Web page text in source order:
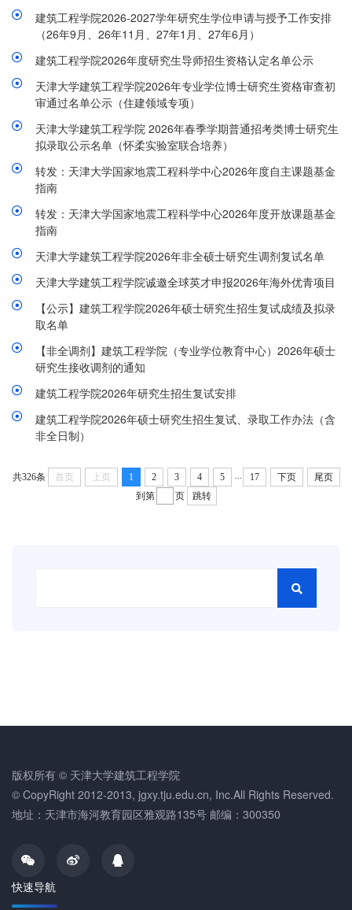
建筑工程学院2026-2027学年研究生学位申请与授予工作安排
（26年9月、26年11月、27年1月、27年6月）
建筑工程学院2026年度研究生导师招生资格认定名单公示
天津大学建筑工程学院2026年专业学位博士研究生资格审查初
审通过名单公示（住建领域专项）
天津大学建筑工程学院 2026年春季学期普通招考类博士研究生
拟录取公示名单（怀柔实验室联合培养）
转发：天津大学国家地震工程科学中心2026年度自主课题基金
指南
转发：天津大学国家地震工程科学中心2026年度开放课题基金
指南
天津大学建筑工程学院2026年非全硕士研究生调剂复试名单
天津大学建筑工程学院诚邀全球英才申报2026年海外优青项目
【公示】建筑工程学院2026年硕士研究生招生复试成绩及拟录
取名单
【非全调剂】建筑工程学院（专业学位教育中心）2026年硕士
研究生接收调剂的通知
建筑工程学院2026年研究生招生复试安排
建筑工程学院2026年硕士研究生招生复试、录取工作办法（含
非全日制）
共326条 首页 上页 1 2 3 4 5 ... 17 下页
尾页
到第
页 跳转
版权所有 © 天津大学建筑工程学院
© CopyRight 2012-2013, jgxy.tju.edu.cn, Inc.All Rights Reserved.
地址：天津市海河教育园区雅观路135号 邮编：300350
快速导航